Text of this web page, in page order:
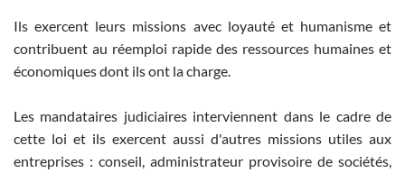
Ils exercent leurs missions avec loyauté et humanisme et
contribuent au réemploi rapide des ressources humaines et
économiques dont ils ont la charge.
Les mandataires judiciaires interviennent dans le cadre de
cette loi et ils exercent aussi d'autres missions utiles aux
entreprises : conseil, administrateur provisoire de sociétés,